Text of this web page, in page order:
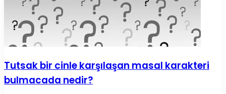
Tutsak bir cinle karşılaşan masal karakteri
bulmacada nedir?